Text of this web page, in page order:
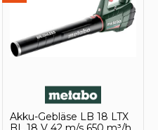
Akku-Gebläse LB 18 LTX